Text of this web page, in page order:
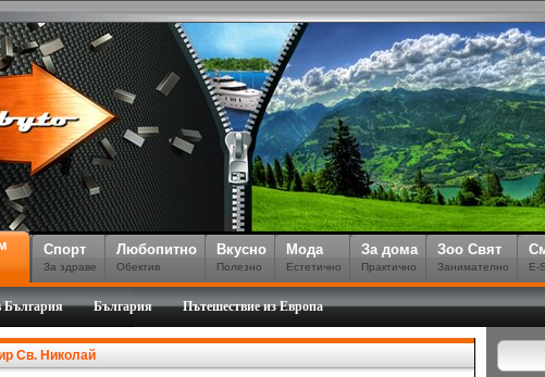
Спорт
За здраве
Любопитно
Обектив
Вкусно
Полезно
Мода
Естетично
За дома
Практично
Зоо Свят
Занимателно E-
България Пътешествие из Европа
Св. Николай